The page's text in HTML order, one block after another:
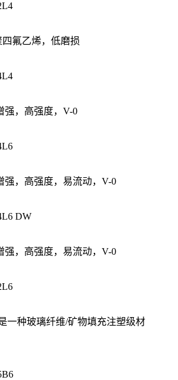
四氟乙烯，低磨损
强，高强度，V-0
强，高强度，易流动，V-0
DW
强，高强度，易流动，V-0
一种玻璃纤维/矿物填充注塑级材